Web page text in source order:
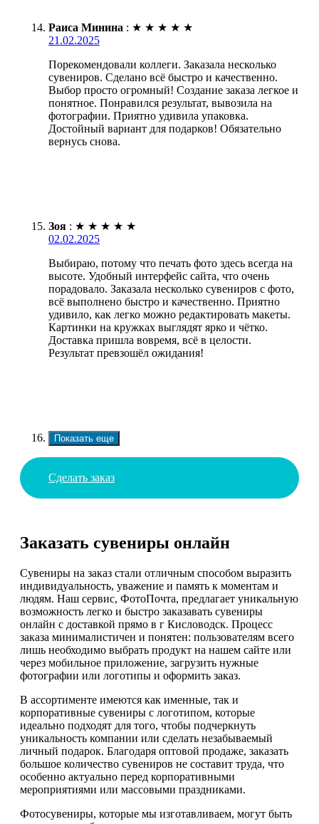
Раиса Минина : ★ ★ ★ ★ ★
21.02.2025
Порекомендовали коллеги. Заказала несколько
сувениров. Сделано всё быстро и качественно.
Выбор просто огромный! Создание заказа легкое и
понятное. Понравился результат, вывозила на
фотографии. Приятно удивила упаковка.
Достойный вариант для подарков! Обязательно
вернусь снова.
Зоя : ★ ★ ★ ★ ★
02.02.2025
Выбираю, потому что печать фото здесь всегда на
высоте. Удобный интерфейс сайта, что очень
порадовало. Заказала несколько сувениров с фото,
всё выполнено быстро и качественно. Приятно
удивило, как легко можно редактировать макеты.
Картинки на кружках выглядят ярко и чётко.
Доставка пришла вовремя, всё в целости.
Результат превзошёл ожидания!
Показать еще
Сделать заказ
Заказать сувениры онлайн
Сувениры на заказ стали отличным способом выразить
индивидуальность, уважение и память к моментам и
людям. Наш сервис, ФотоПочта, предлагает уникальную
возможность легко и быстро заказавать сувениры
онлайн с доставкой прямо в г Кисловодск. Процесс
заказа минималистичен и понятен: пользователям всего
лишь необходимо выбрать продукт на нашем сайте или
через мобильное приложение, загрузить нужные
фотографии или логотипы и оформить заказ.
В ассортименте имеются как именные, так и
корпоративные сувениры с логотипом, которые
идеально подходят для того, чтобы подчеркнуть
уникальность компании или сделать незабываемый
личный подарок. Благодаря оптовой продаже, заказать
большое количество сувениров не составит труда, что
особенно актуально перед корпоративными
мероприятиями или массовыми праздниками.
Фотосувениры, которые мы изготавливаем, могут быть